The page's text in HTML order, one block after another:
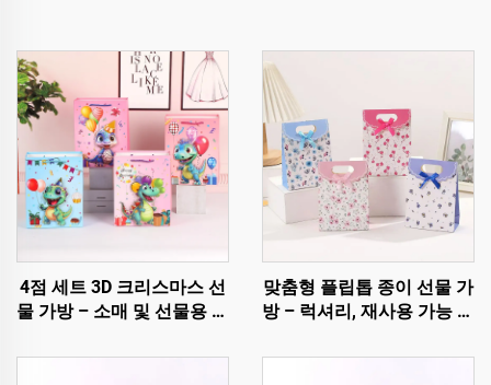
4점 세트 3D 크리스마스 선
물 가방 – 소매 및 선물용 프
맞춤형 플립톱 종이 선물 가
방 – 럭셔리, 재사용 가능 및